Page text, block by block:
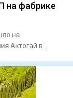
на фабрике
на
Актогай в